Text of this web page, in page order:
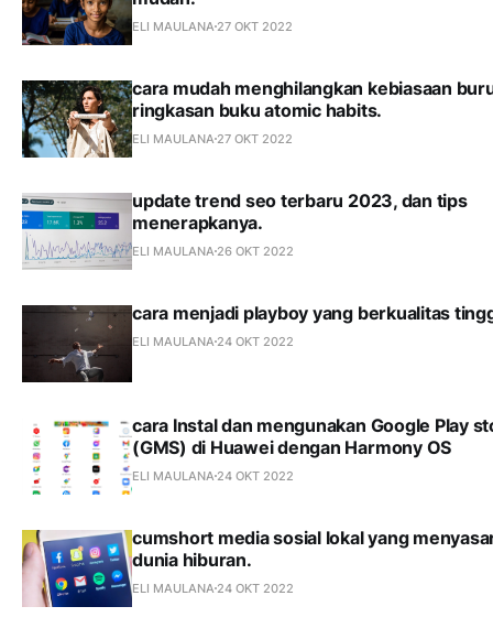
ELI MAULANA 27 OKT 2022
cara mudah menghilangkan kebiasaan
ringkasan buku atomic habits.
ELI MAULANA 27 OKT 2022
update trend seo terbaru 2023, dan tips
menerapkanya.
ELI MAULANA 26 OKT 2022
cara menjadi playboy yang berkualitas
ELI MAULANA 24 OKT 2022
cara Instal dan mengunakan Google Play
(GMS) di Huawei dengan Harmony OS
ELI MAULANA 24 OKT 2022
cumshort media sosial lokal yang
dunia hiburan.
ELI MAULANA 24 OKT 2022